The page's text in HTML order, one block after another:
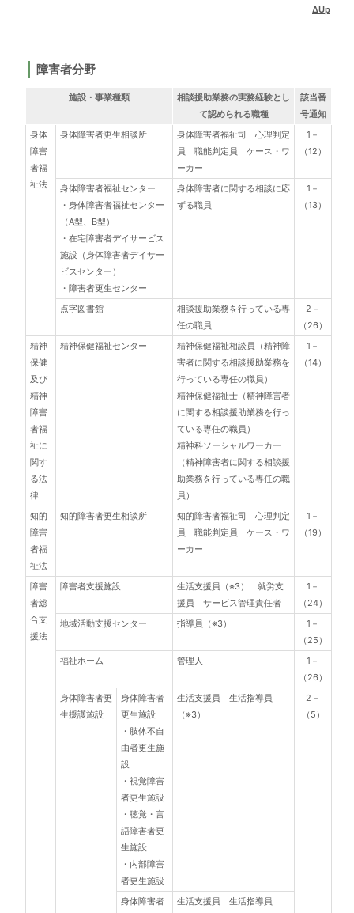
ΔUp
障害者分野
施設・事業種類
相談援助業務の実務経験とし
て認められる職種
該当番
号通知
身体
障害
者福
祉法
身体障害者更生相談所
身体障害者福祉司 心理判定
員 職能判定員 ケース・ワ
ーカー
1－
（12）
身体障害者福祉センター
・身体障害者福祉センター
（A型、B型）
・在宅障害者デイサービス
施設（身体障害者デイサー
ビスセンター）
・障害者更生センター
身体障害者に関する相談に応
ずる職員
1－
（13）
点字図書館
相談援助業務を行っている専
任の職員
2－
（26）
精神
保健
及び
精神
障害
者福
祉に
関す
る法
律
精神保健福祉センター
精神保健福祉相談員（精神障
害者に関する相談援助業務を
行っている専任の職員）
精神保健福祉士（精神障害者
に関する相談援助業務を行っ
ている専任の職員）
精神科ソーシャルワーカー
（精神障害者に関する相談援
助業務を行っている専任の職
員）
1－
（14）
知的
障害
者福
祉法
知的障害者更生相談所
知的障害者福祉司 心理判定
員 職能判定員 ケース・ワ
ーカー
1－
（19）
障害
者総
合支
援法
障害者支援施設
生活支援員（※3） 就労支
援員 サービス管理責任者
1－
（24）
地域活動支援センター
指導員（※3）
1－
（25）
福祉ホーム
管理人
1－
（26）
身体障害者更
生援護施設
身体障害者
更生施設
・肢体不自
由者更生施
設
・視覚障害
者更生施設
・聴覚・言
語障害者更
生施設
・内部障害
者更生施設
生活支援員 生活指導員
（※3）
2－
（5）
身体障害者
生活支援員 生活指導員